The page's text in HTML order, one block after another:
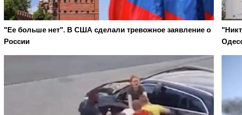
"Ее больше нет". В США сделали тревожное заявление о
России